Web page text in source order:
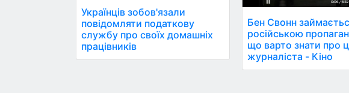
Українців зобов'язали
повідомляти податкову
службу про своїх домашніх
працівників
Бен Свонн
російською
що варто знати про
журналіста - Кіно